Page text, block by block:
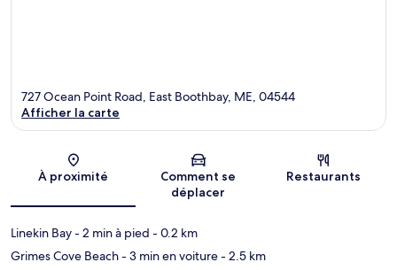
Carte
727 Ocean Point Road, East Boothbay, ME, 04544
Afficher la carte
À proximité
Comment se
déplacer
Restaurants
Linekin Bay- 2 min à pied - 0.2 km
Grimes Cove Beach- 3 min en voiture- 2.5 km